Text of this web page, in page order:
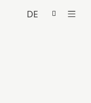
DE